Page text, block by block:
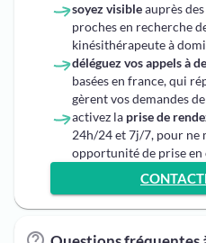
soyez visibleauprès
proches en recherche
kinésithérapeute à
déléguez vos appels à
basées en france, qui
gèrent vos demandes
activez la prise de
24h/24 et 7j/7, pour ne
opportunité de prise en